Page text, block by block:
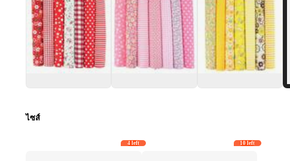
ไซส์
4 left 10 left